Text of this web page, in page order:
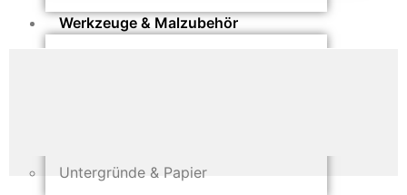
Werkzeuge & Malzubehör
Untergründe & Papier